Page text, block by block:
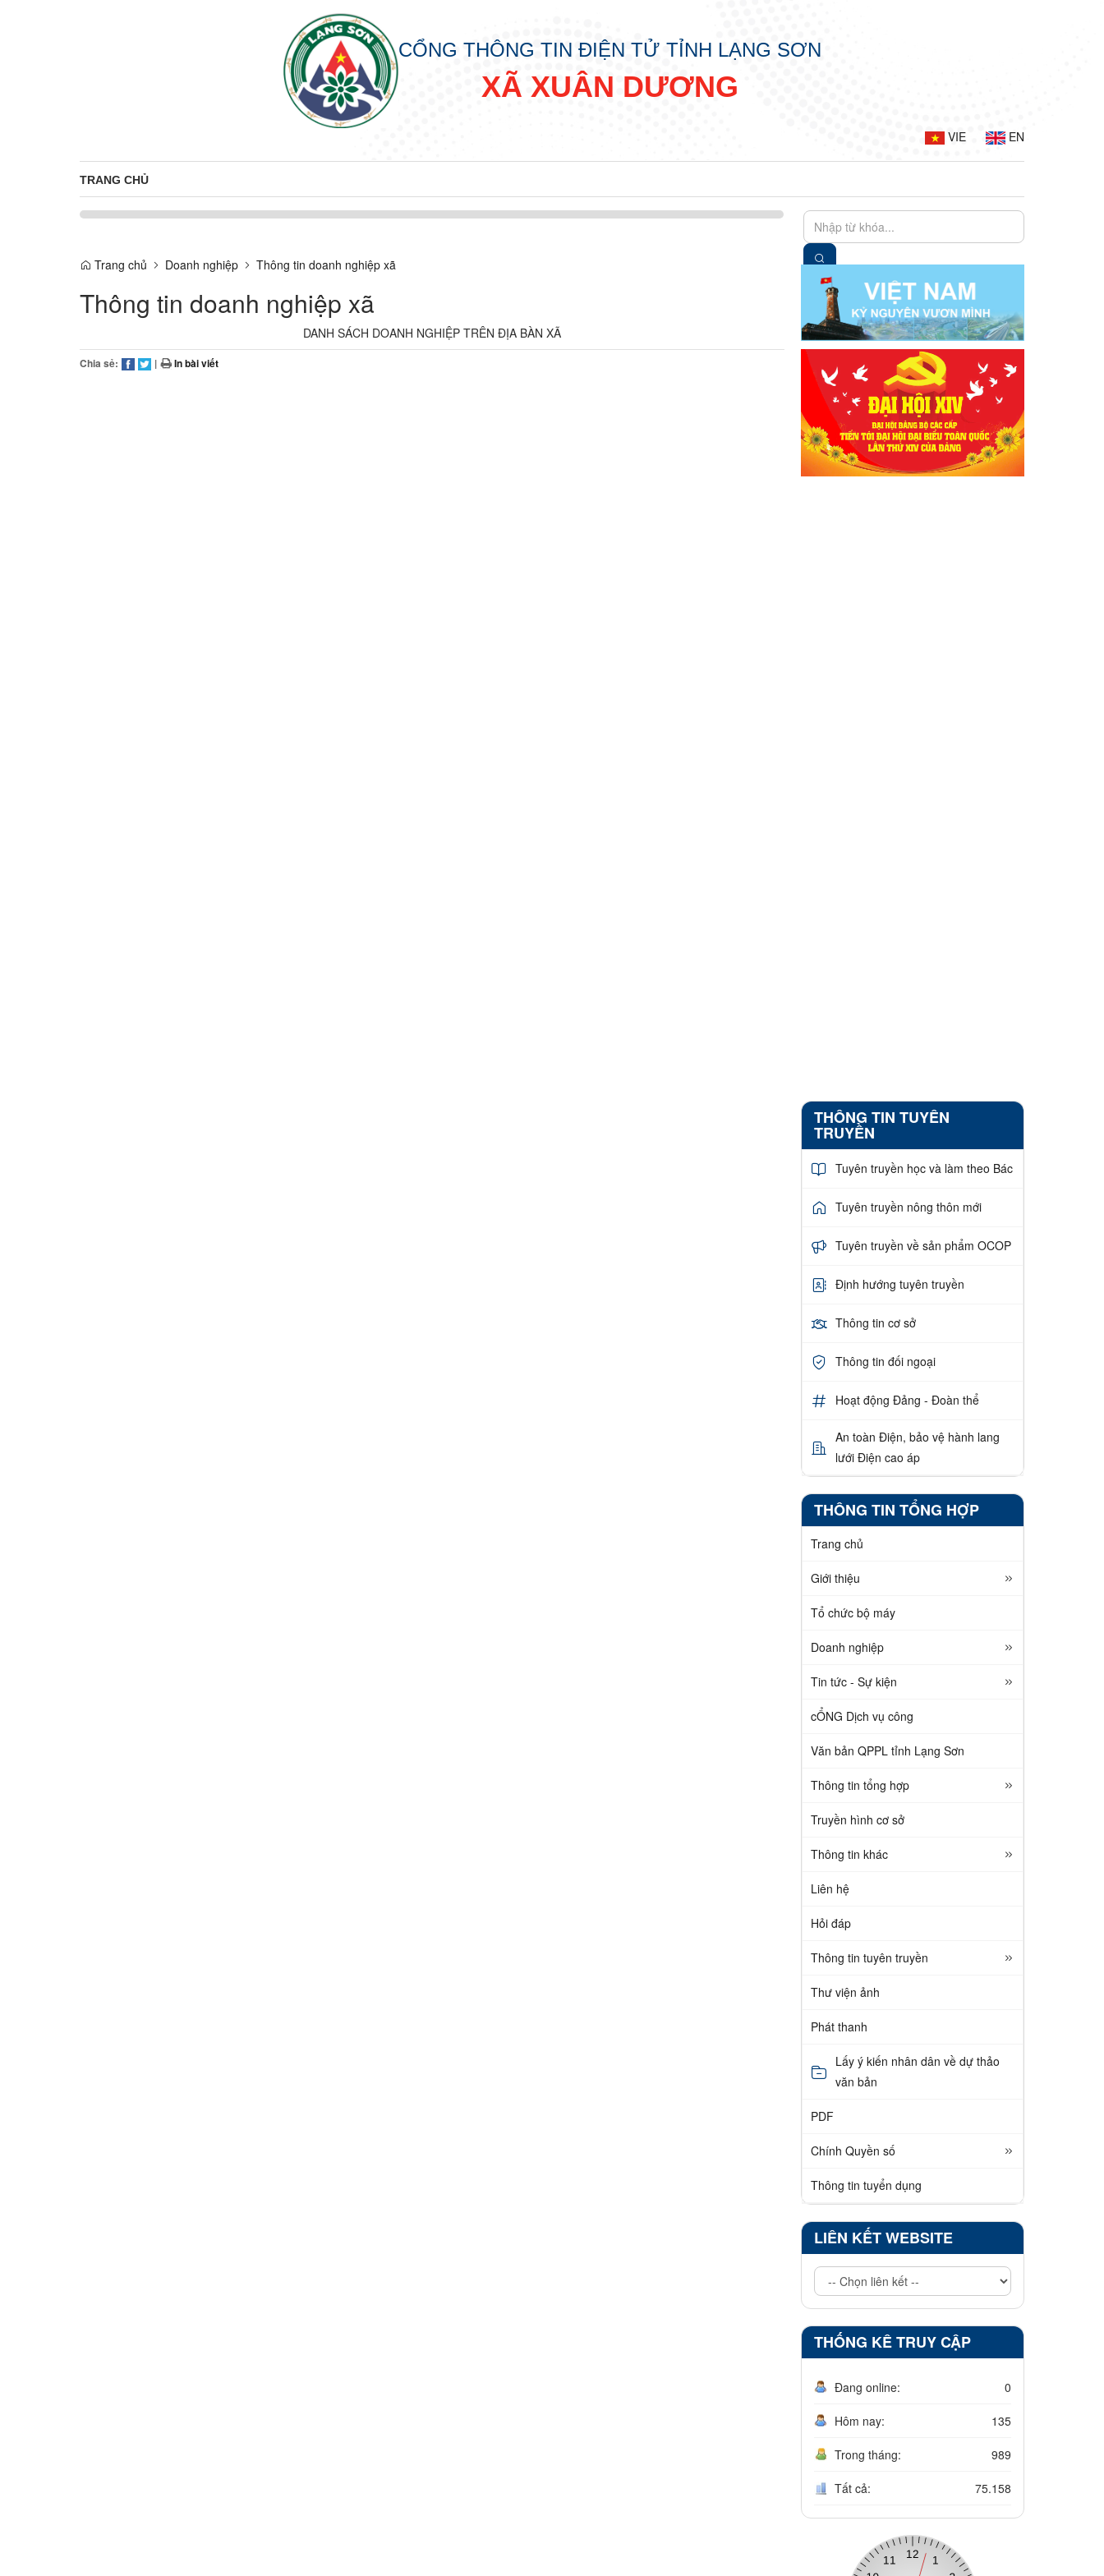
CỔNG THÔNG TIN ĐIỆN TỬ TỈNH LẠNG SƠN
XÃ XUÂN DƯƠNG
VIE EN
TRANG CHỦ
Trang chủ Doanh nghiệp Thông tin doanh nghiệp xã
Thông tin doanh nghiệp xã
DANH SÁCH DOANH NGHIỆP TRÊN ĐỊA BÀN XÃ
Chia sẻ: | In bài viết
THÔNG TIN TUYÊN
TRUYỀN
Tuyên truyền học và làm theo Bác
Tuyên truyền nông thôn mới
Tuyên truyền về sản phẩm OCOP
Định hướng tuyên truyền
Thông tin cơ sở
Thông tin đối ngoại
Hoạt động Đảng - Đoàn thể
An toàn Điện, bảo vệ hành lang
lưới Điện cao áp
THÔNG TIN TỔNG HỢP
Trang chủ
Giới thiệu
Tổ chức bộ máy
Doanh nghiệp
Tin tức - Sự kiện
cỔNG Dịch vụ công
Văn bản QPPL tỉnh Lạng Sơn
Thông tin tổng hợp
Truyền hình cơ sở
Thông tin khác
Liên hệ
Hỏi đáp
Thông tin tuyên truyền
Thư viện ảnh
Phát thanh
Lấy ý kiến nhân dân về dự thảo
văn bản
PDF
Chính Quyền số
Thông tin tuyển dụng
LIÊN KẾT WEBSITE
THỐNG KÊ TRUY CẬP
Đang online: 0
Hôm nay: 135
Trong tháng: 989
Tất cả: 75.158